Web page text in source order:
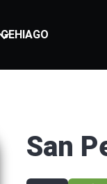
GEHIAGO
San